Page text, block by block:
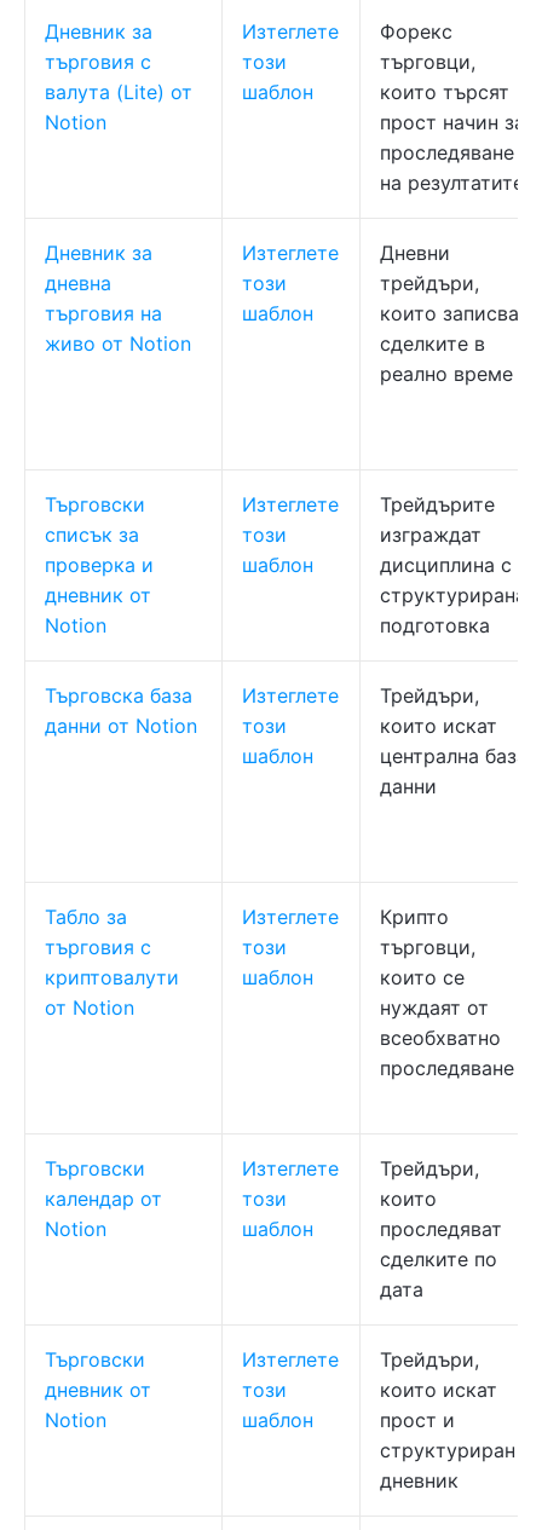
Дневник за
търговия с
валута (Lite) от
Notion
Изтеглете
този
шаблон
Форекс
търговци,
които търсят
прост начин за
проследяване
на резултатите
Дневник за
дневна
търговия на
живо от Notion
Изтеглете
този
шаблон
Дневни
трейдъри,
които записват
сделките в
реално време
Търговски
списък за
проверка и
дневник от
Notion
Изтеглете
този
шаблон
Трейдърите
изграждат
дисциплина с
структурирана
подготовка
Търговска база
данни от Notion
Изтеглете
този
шаблон
Трейдъри,
които искат
централна база
данни
Табло за
търговия с
криптовалути
от Notion
Изтеглете
този
шаблон
Крипто
търговци,
които се
нуждаят от
всеобхватно
проследяване
Търговски
календар от
Notion
Изтеглете
този
шаблон
Трейдъри,
които
проследяват
сделките по
дата
Търговски
дневник от
Notion
Изтеглете
този
шаблон
Трейдъри,
които искат
прост и
структуриран
дневник